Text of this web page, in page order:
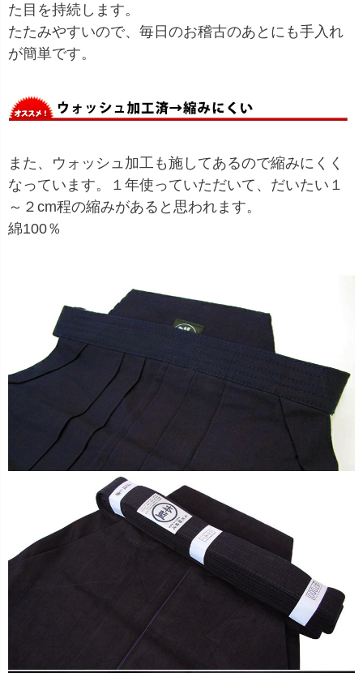
た目を持続します。
たたみやすいので、毎日のお稽古のあとにも手入れ
が簡単です。
また、ウォッシュ加工も施してあるので縮みにくく
なっています。１年使っていただいて、だいたい１
～２cm程の縮みがあると思われます。
綿100％